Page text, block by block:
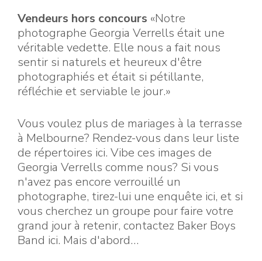
Vendeurs hors concours «Notre
photographe Georgia Verrells était une
véritable vedette. Elle nous a fait nous
sentir si naturels et heureux d'être
photographiés et était si pétillante,
réfléchie et serviable le jour.»
Vous voulez plus de mariages à la terrasse
à Melbourne? Rendez-vous dans leur liste
de répertoires ici. Vibe ces images de
Georgia Verrells comme nous? Si vous
n'avez pas encore verrouillé un
photographe, tirez-lui une enquête ici, et si
vous cherchez un groupe pour faire votre
grand jour à retenir, contactez Baker Boys
Band ici. Mais d'abord…